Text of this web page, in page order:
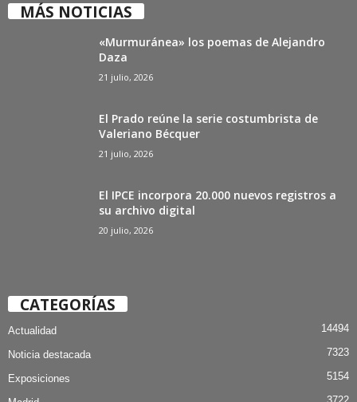
MÁS NOTICIAS
«Murmuránea» los poemas de Alejandro
Daza
21 julio, 2026
El Prado reúne la serie costumbrista de
Valeriano Bécquer
21 julio, 2026
El IPCE incorpora 20.000 nuevos registros a
su archivo digital
20 julio, 2026
CATEGORÍAS
Actualidad 14494
Noticia destacada 7323
Exposiciones 5154